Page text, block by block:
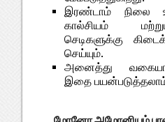
இரண்டாம் நிலை
கால்சியம்
செடிகளுக்கு
செய்யும்.
அனைத்து
இதை